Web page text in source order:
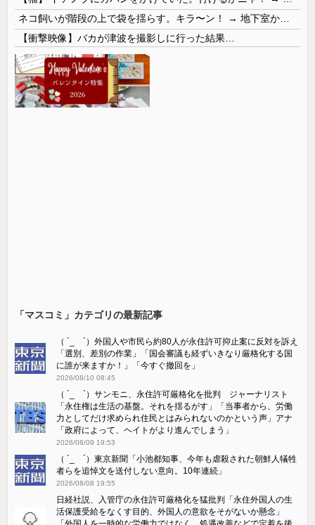
【衝撃映像】バカが津波を撮影しに行った結果…
「マスコミ」カテゴリの最新記事
（ ´_ゝ`）外国人や市民ら約80人が永住許可抑止案に反対を訴え
「選別、差別の作業」「国会審議も経ずいきなり厳格化する国
に誰が来ますか！」「今すぐ撤回を」
2026/08/10 08:45
（ ´_ゝ`）サンモニ、永住許可厳格化を批判 ジャーナリスト
「永住権は生活の基盤。それを揺るがす」「当事者から、労働
力としてだけ求められ住民とはみられないのかという声」アナ
「政府によって、ヘイトがより進んでしまう」
2026/08/09 19:53
（ ´_ゝ`）東京新聞「小池都知事、今年も虐殺された朝鮮人犠牲
者らを追悼文を送付しない意向。10年連続」
2026/08/08 19:55
日経社説、入管庁の永住許可厳格化を猛批判「永住外国人の生
活保護受給をなくす目的、外国人の意欲をそがないか懸念」